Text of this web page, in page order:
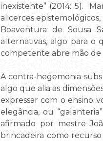
inexistente” (2014: 5).
alicerces
Boaventura de Sousa
alternativas, algo para o
competente abre mão de
A contra-hegemonia
algo que alia as
expressar com o ensino
elegância, ou
afirmado por mestre
brincadeira como